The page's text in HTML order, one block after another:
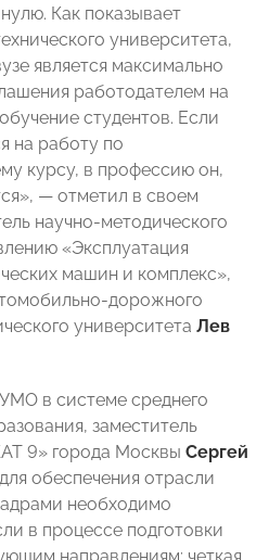
Как показывает
университета,
является максимально
работодателем на
студентов. Если
на работу по
курсу, в профессию он,
— отметил в своем
научно-методического
«Эксплуатация
машин и комплекс»,
дорожного
университета Лев
в системе среднего
заместитель
9» города Москвы Сергей
обеспечения отрасли
необходимо
в процессе подготовки